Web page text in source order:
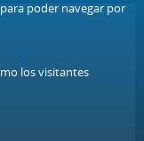
poder navegar por
los visitantes